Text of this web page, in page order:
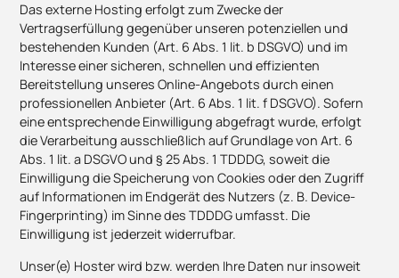
Das externe Hosting erfolgt zum Zwecke der
Vertragserfüllung gegenüber unseren potenziellen und
bestehenden Kunden (Art. 6 Abs. 1 lit. b DSGVO) und im
Interesse einer sicheren, schnellen und effizienten
Bereitstellung unseres Online-Angebots durch einen
professionellen Anbieter (Art. 6 Abs. 1 lit. f DSGVO). Sofern
eine entsprechende Einwilligung abgefragt wurde, erfolgt
die Verarbeitung ausschließlich auf Grundlage von Art. 6
Abs. 1 lit. a DSGVO und § 25 Abs. 1 TDDDG, soweit die
Einwilligung die Speicherung von Cookies oder den Zugriff
auf Informationen im Endgerät des Nutzers (z. B. Device-
Fingerprinting) im Sinne des TDDDG umfasst. Die
Einwilligung ist jederzeit widerrufbar.
Unser(e) Hoster wird bzw. werden Ihre Daten nur insoweit